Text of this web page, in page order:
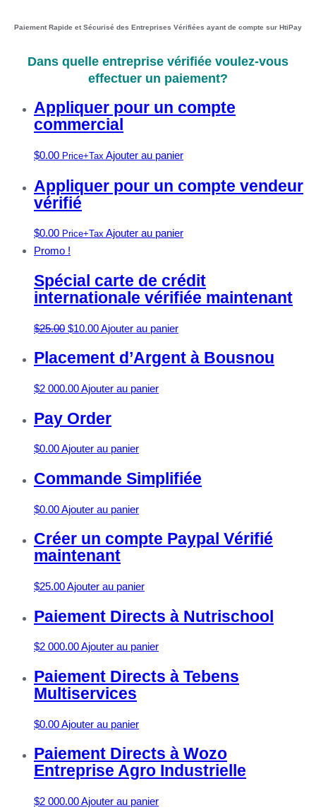
Paiement Rapide et Sécurisé des Entreprises Vérifiées ayant de compte sur HtiPay
Dans quelle entreprise vérifiée voulez-vous
effectuer un paiement?
Appliquer pour un compte
commercial
$0.00 Price+Tax Ajouter au panier
Appliquer pour un compte vendeur
vérifié
$0.00 Price+Tax Ajouter au panier
Promo !
Spécial carte de crédit
internationale vérifiée maintenant
$25.00 $10.00Ajouter au panier
Placement d’Argent à Bousnou
$2 000.00Ajouter au panier
Pay Order
$0.00Ajouter au panier
Commande Simplifiée
$0.00Ajouter au panier
Créer un compte Paypal Vérifié
maintenant
$25.00Ajouter au panier
Paiement Directs à Nutrischool
$2 000.00Ajouter au panier
Paiement Directs à Tebens
Multiservices
$0.00Ajouter au panier
Paiement Directs à Wozo
Entreprise Agro Industrielle
$2 000.00Ajouter au panier